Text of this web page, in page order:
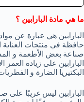
ما هي مادة البارابين ؟
البارابين هي عبارة عن
حافظة في منتجات
صناعة بعض الأطعمة و
البارابين على زيادة
البكتيريا الضارة و
البارابين ليس غريبًا على